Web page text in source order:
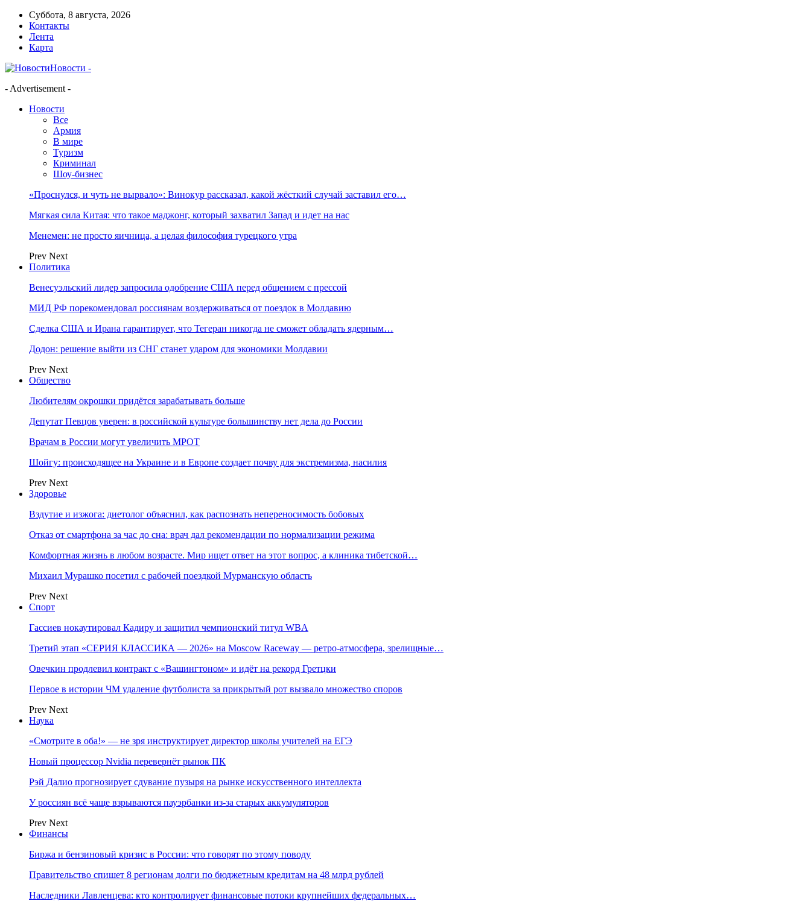
Суббота, 8 августа, 2026
Контакты
Лента
Карта
Новости -
- Advertisement -
Новости
Все
Армия
В мире
Туризм
Криминал
Шоу-бизнес
«Проснулся, и чуть не вырвало»: Винокур рассказал, какой жёсткий случай заставил его…
Мягкая сила Китая: что такое маджонг, который захватил Запад и идет на нас
Менемен: не просто яичница, а целая философия турецкого утра
Prev Next
Политика
Венесуэльский лидер запросила одобрение США перед общением с прессой
МИД РФ порекомендовал россиянам воздерживаться от поездок в Молдавию
Сделка США и Ирана гарантирует, что Тегеран никогда не сможет обладать ядерным…
Додон: решение выйти из СНГ станет ударом для экономики Молдавии
Prev Next
Общество
Любителям окрошки придётся зарабатывать больше
Депутат Певцов уверен: в российской культуре большинству нет дела до России
Врачам в России могут увеличить МРОТ
Шойгу: происходящее на Украине и в Европе создает почву для экстремизма, насилия
Prev Next
Здоровье
Вздутие и изжога: диетолог объяснил, как распознать непереносимость бобовых
Отказ от смартфона за час до сна: врач дал рекомендации по нормализации режима
Комфортная жизнь в любом возрасте. Мир ищет ответ на этот вопрос, а клиника тибетской…
Михаил Мурашко посетил с рабочей поездкой Мурманскую область
Prev Next
Спорт
Гассиев нокаутировал Кадиру и защитил чемпионский титул WBA
Третий этап «СЕРИЯ КЛАССИКА — 2026» на Moscow Raceway — ретро‑атмосфера, зрелищные…
Овечкин продлевил контракт с «Вашингтоном» и идёт на рекорд Гретцки
Первое в истории ЧМ удаление футболиста за прикрытый рот вызвало множество споров
Prev Next
Наука
«Смотрите в оба!» — не зря инструктирует директор школы учителей на ЕГЭ
Новый процессор Nvidia перевернёт рынок ПК
Рэй Далио прогнозирует сдувание пузыря на рынке искусственного интеллекта
У россиян всё чаще взрываются пауэрбанки из-за старых аккумуляторов
Prev Next
Финансы
Биржа и бензиновый кризис в России: что говорят по этому поводу
Правительство спишет 8 регионам долги по бюджетным кредитам на 48 млрд рублей
Наследники Лавленцева: кто контролирует финансовые потоки крупнейших федеральных…